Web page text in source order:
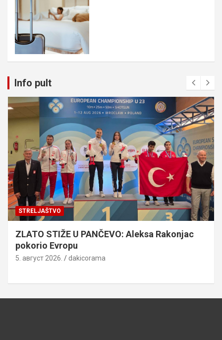
Info pult
STRELJAŠTVO
ZLATO STIŽE U PANČEVO: Aleksa Rakonjac
pokorio Evropu
5. август 2026. dakicorama